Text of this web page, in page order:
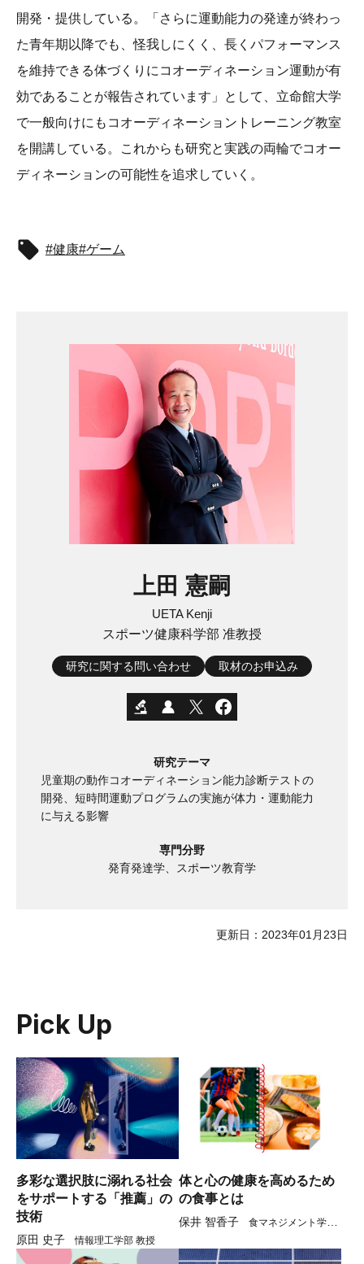
開発・提供している。「さらに運動能力の発達が終わっ
た青年期以降でも、怪我しにくく、長くパフォーマンス
を維持できる体づくりにコオーディネーション運動が有
効であることが報告されています」として、立命館大学
で一般向けにもコオーディネーショントレーニング教室
を開講している。これからも研究と実践の両輪でコオー
ディネーションの可能性を追求していく。
健康 ゲーム
上田 憲嗣
UETA Kenji
スポーツ健康科学部 准教授
研究に関する問い合わせ 取材のお申込み
研究テーマ
児童期の動作コオーディネーション能力診断テストの
開発、短時間運動プログラムの実施が体力・運動能力
に与える影響
専門分野
発育発達学、スポーツ教育学
更新日：2023年01月23日
Pick Up
多彩な選択肢に溺れる社会
をサポートする「推薦」の
技術
原田 史子 情報理工学部 教授
体と心の健康を高めるため
の食事とは
保井 智香子
食マネジメント学部